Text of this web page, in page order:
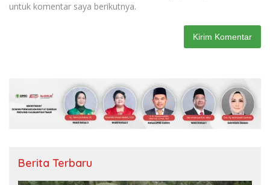
untuk komentar saya berikutnya.
Berita Terbaru